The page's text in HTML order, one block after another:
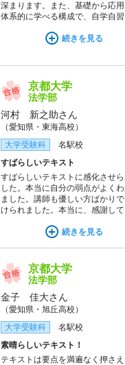
深まります。また、基礎から応
体系的に学べる構成で、自学自習
続きを見る
京都大学
法学部
河村 新之助さん
（愛知県・東海高校）
大学受験科
名駅校
すばらしいテキスト
すばらしいテキストに感化させら
した。本当に自分の弱点がよくわ
ました。講師も優しい方ばかり
けられました。本当に、感謝して
続きを見る
京都大学
法学部
金子 佳大さん
（愛知県・旭丘高校）
大学受験科
名駅校
素晴らしいテキスト！
テキストは要点を満遍なく押さ